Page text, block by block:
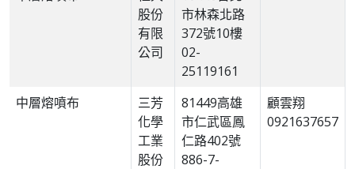
股份
有限
公司
市林森北路
372號10樓
02-
25119161
中層熔噴布
三芳
化學
工業
股份
81449高雄
市仁武區鳳
仁路402號
886-7-
顧雲翔
0921637657